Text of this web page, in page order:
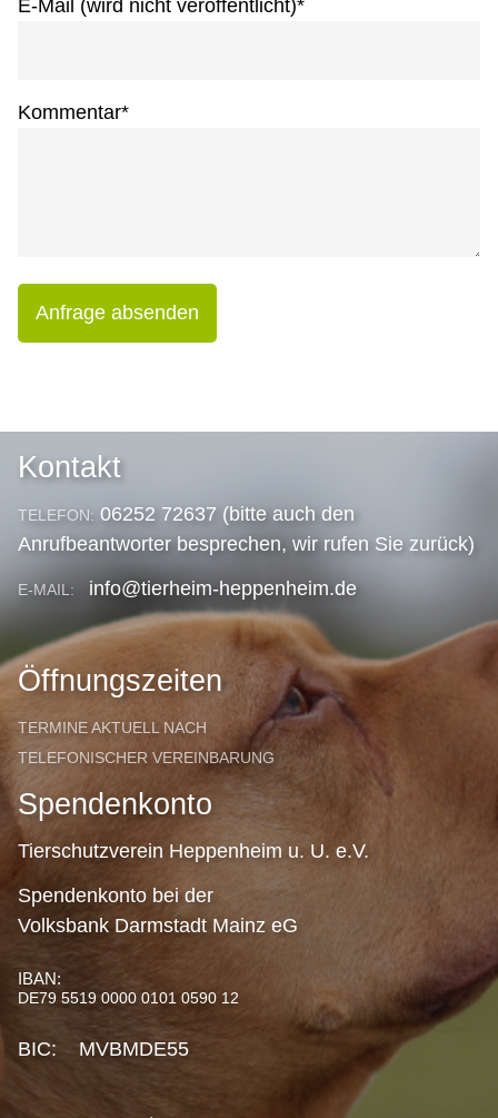
E-Mail (wird nicht veröffentlicht)*
Kommentar*
Anfrage absenden
Kontakt
TELEFON: 06252 72637 (bitte auch den
Anrufbeantworter besprechen, wir rufen Sie zurück)
E-MAIL: info@tierheim-heppenheim.de
Öffnungszeiten
TERMINE AKTUELL NACH
TELEFONISCHER VEREINBARUNG
Spendenkonto
Tierschutzverein Heppenheim u. U. e.V.
Spendenkonto bei der
Volksbank Darmstadt Mainz eG
IBAN:
DE79 5519 0000 0101 0590 12
BIC: MVBMDE55